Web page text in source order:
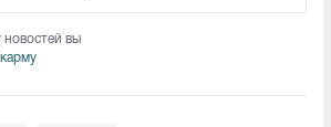
новостей вы